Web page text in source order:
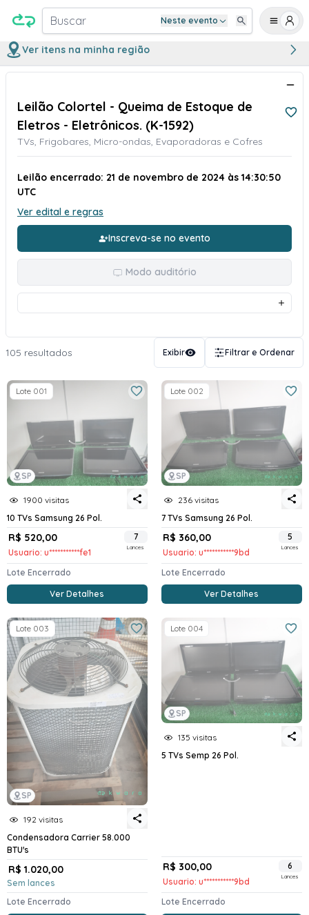
Buscar Neste evento
Ver itens na minha região
Leilão Colortel - Queima de Estoque de
Eletros - Eletrônicos. (K-1592)
TVs, Frigobares, Micro-ondas, Evaporadoras e Cofres
Leilão encerrado: 21 de novembro de 2024 às 14:30:50
UTC
Ver edital e regras
Inscreva-se no evento
Modo auditório
105 resultados Exibir Filtrar e Ordenar
SP
Lote 001
1900 visitas
10 TVs Samsung 26 Pol.
R$ 520,00
Usuario: u***********fe1
7
Lances
Lote Encerrado
Ver Detalhes
SP
Lote 002
236 visitas
7 TVs Samsung 26 Pol.
R$ 360,00
Usuario: u***********9bd
5
Lances
Lote Encerrado
Ver Detalhes
SP
Lote 003
192 visitas
Condensadora Carrier 58.000
BTU's
R$ 1.020,00
Sem lances
Lote Encerrado
SP
Lote 004
135 visitas
5 TVs Semp 26 Pol.
R$ 300,00
Usuario: u***********9bd
6
Lances
Lote Encerrado